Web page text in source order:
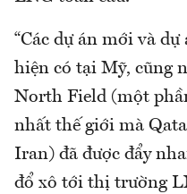
“Các dự án mới và
hiện có tại Mỹ, cũng
North Field (một
nhất thế giới mà
Iran) đã được đẩy
đổ xô tới thị trường